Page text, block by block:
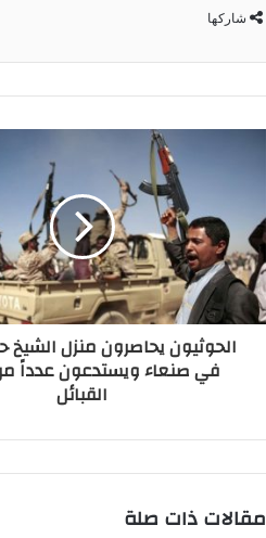
شاركها
الحوثيون يحاصرون منزل الشيخ
في صنعاء ويستدعون عدداً
القبائل
مقالات ذات صلة